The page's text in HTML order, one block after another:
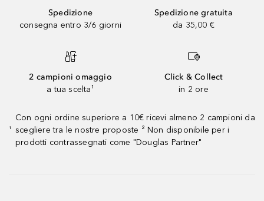
Spedizione
consegna entro 3/6 giorni
Spedizione gratuita
da 35,00 €
2 campioni omaggio
a tua scelta¹
Click & Collect
in 2 ore
¹
Con ogni ordine superiore a 10€ ricevi almeno 2 campioni da
scegliere tra le nostre proposte ² Non disponibile per i
prodotti contrassegnati come "Douglas Partner"